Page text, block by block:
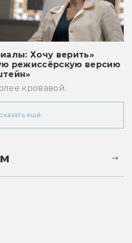
Хочу верить»
режиссёрскую версию
кровавой.
ещё